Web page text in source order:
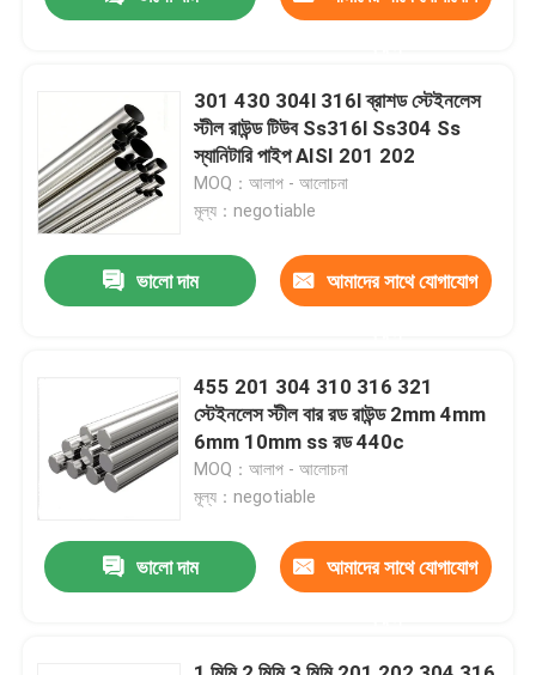
301 430 304l 316l ব্রাশড স্টেইনলেস
স্টীল রাউন্ড টিউব Ss316l Ss304 Ss
স্যানিটারি পাইপ AISI 201 202
MOQ：আলাপ - আলোচনা
মূল্য：negotiable
ভালো দাম আমাদের সাথে যোগাযোগ
455 201 304 310 316 321
স্টেইনলেস স্টীল বার রড রাউন্ড 2mm 4mm
6mm 10mm ss রড 440c
MOQ：আলাপ - আলোচনা
মূল্য：negotiable
ভালো দাম আমাদের সাথে যোগাযোগ